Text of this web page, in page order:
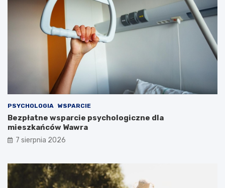
PSYCHOLOGIA WSPARCIE
Bezpłatne wsparcie psychologiczne dla
mieszkańców Wawra
7 sierpnia 2026